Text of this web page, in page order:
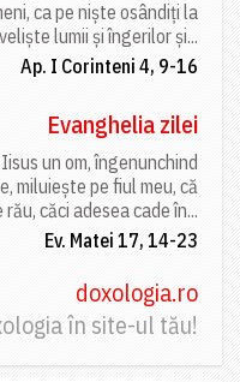
ca pe niște osândiți la
lumii și îngerilor și...
Ap. I Corinteni 4, 9-16
Evanghelia zilei
un om, îngenunchind
miluiește pe fiul meu, că
căci adesea cade în...
Ev. Matei 17, 14-23
doxologia.ro
în site-ul tău!